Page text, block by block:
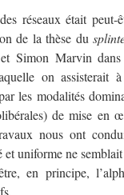
réseaux était peut-
de la thèse du
Simon Marvin
on assisterait
les modalités
de mise en
nous ont
et uniforme ne
en principe,